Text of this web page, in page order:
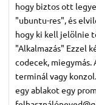
hogy biztos ott
"ubuntu-res", és
hogy ki kell jelölnie
"Alkalmazás" Ezzel
codecek, miegymás.
terminál vagy
egy ablakot egy